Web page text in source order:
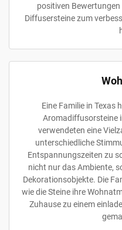
positiven
Diffusersteine zum
Eine Familie in Texas
Aromadiffusorsteine
verwendeten eine
unterschiedliche
Entspannungszeiten zu
nicht nur das Ambiente,
Dekorationsobjekte. Die
wie die Steine ihre
Zuhause zu einem